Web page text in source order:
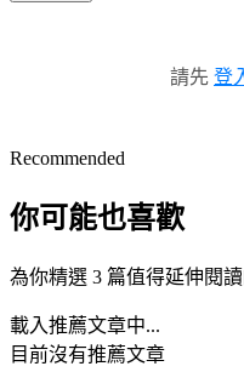
請先 登
Recommended
你可能也喜歡
為你精選 3 篇值得延伸閱
載入推薦文章中...
目前沒有推薦文章